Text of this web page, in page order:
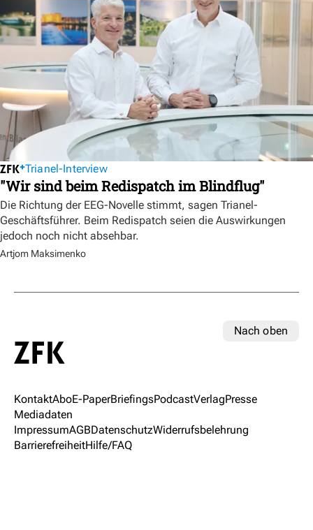
Trianel-Interview
"Wir sind beim Redispatch im Blindflug"
Die Richtung der EEG-Novelle stimmt, sagen Trianel-
Geschäftsführer. Beim Redispatch seien die Auswirkungen
jedoch noch nicht absehbar.
Artjom Maksimenko
Nach oben
KontaktAboE-PaperBriefingsPodcastVerlagPresse
Mediadaten
ImpressumAGBDatenschutzWiderrufsbelehrung
BarrierefreiheitHilfe/FAQ